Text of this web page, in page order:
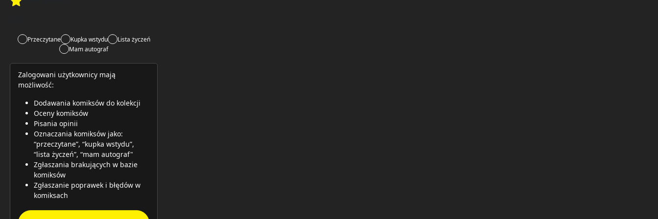
Rate this item:
Przeczytane Kupka wstydu
Lista życzeń
Mam autograf
Zalogowani użytkownicy mają
możliwość:
Dodawania komiksów do kolekcji
Oceny komiksów
Pisania opinii
Oznaczania komiksów jako:
“przeczytane”, “kupka wstydu”,
“lista życzeń”, “mam autograf"
Zgłaszania brakujących w bazie
komiksów
Zgłaszanie poprawek i błędów w
komiksach